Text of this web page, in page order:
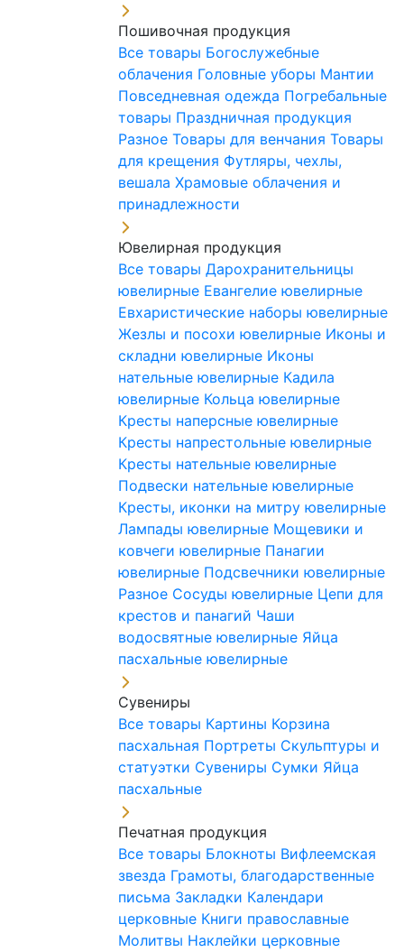
Пошивочная продукция
Все товары Богослужебные
облачения Головные уборы Мантии
Повседневная одежда Погребальные
товары Праздничная продукция
Разное Товары для венчания Товары
для крещения Футляры, чехлы,
вешала Храмовые облачения и
принадлежности
Ювелирная продукция
Все товары Дарохранительницы
ювелирные Евангелие ювелирные
Евхаристические наборы ювелирные
Жезлы и посохи ювелирные Иконы и
складни ювелирные Иконы
нательные ювелирные Кадила
ювелирные Кольца ювелирные
Кресты наперсные ювелирные
Кресты напрестольные ювелирные
Кресты нательные ювелирные
Подвески нательные ювелирные
Кресты, иконки на митру ювелирные
Лампады ювелирные Мощевики и
ковчеги ювелирные Панагии
ювелирные Подсвечники ювелирные
Разное Сосуды ювелирные Цепи для
крестов и панагий Чаши
водосвятные ювелирные Яйца
пасхальные ювелирные
Сувениры
Все товары Картины Корзина
пасхальная Портреты Скульптуры и
статуэтки Сувениры Сумки Яйца
пасхальные
Печатная продукция
Все товары Блокноты Вифлеемская
звезда Грамоты, благодарственные
письма Закладки Календари
церковные Книги православные
Молитвы Наклейки церковные